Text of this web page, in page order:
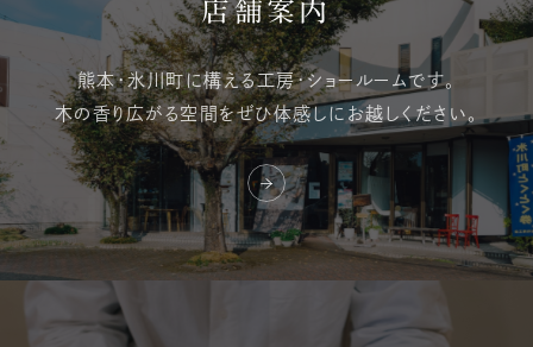
店舗案内
熊本・氷川町に構える工房・ショールームです。
木の香り広がる空間をぜひ体感しにお越しください。